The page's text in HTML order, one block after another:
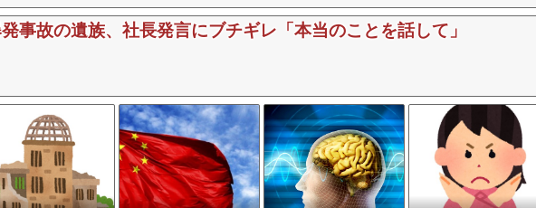
事故の遺族、社長発言にブチギレ「本当のことを話して」